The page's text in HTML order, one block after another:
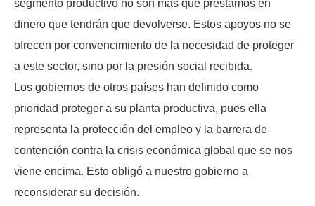
segmento productivo no son mas que préstamos en
dinero que tendrán que devolverse. Estos apoyos no se
ofrecen por convencimiento de la necesidad de proteger
a este sector, sino por la presión social recibida.
Los gobiernos de otros países han definido como
prioridad proteger a su planta productiva, pues ella
representa la protección del empleo y la barrera de
contención contra la crisis económica global que se nos
viene encima. Esto obligó a nuestro gobierno a
reconsiderar su decisión.